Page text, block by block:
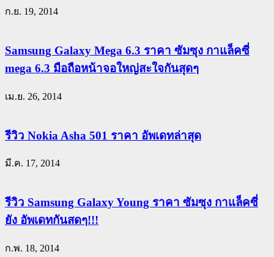
ก.ย. 19, 2014
Samsung Galaxy Mega 6.3 ราคา ซัมซุง กาแล็คซี่
mega 6.3 มือถือหน้าจอใหญ่สะใจกันสุดๆ
เม.ย. 26, 2014
รีวิว Nokia Asha 501 ราคา อัพเดทล่าสุด
มี.ค. 17, 2014
รีวิว Samsung Galaxy Young ราคา ซัมซุง กาแล็คซี่
ยัง อัพเดทกันสดๆ!!!
ก.พ. 18, 2014